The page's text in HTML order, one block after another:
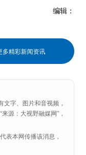
编辑：
多精彩新闻资讯
文字、图片和音视频，
源：大视野融媒网”，
表本网传播该消息，